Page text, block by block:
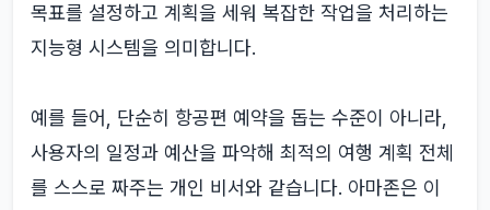
목표를 설정하고 계획을 세워 복잡한 작업을 처리하는
지능형 시스템을 의미합니다.
예를 들어, 단순히 항공편 예약을 돕는 수준이 아니라,
사용자의 일정과 예산을 파악해 최적의 여행 계획 전체
를 스스로 짜주는 개인 비서와 같습니다. 아마존은 이